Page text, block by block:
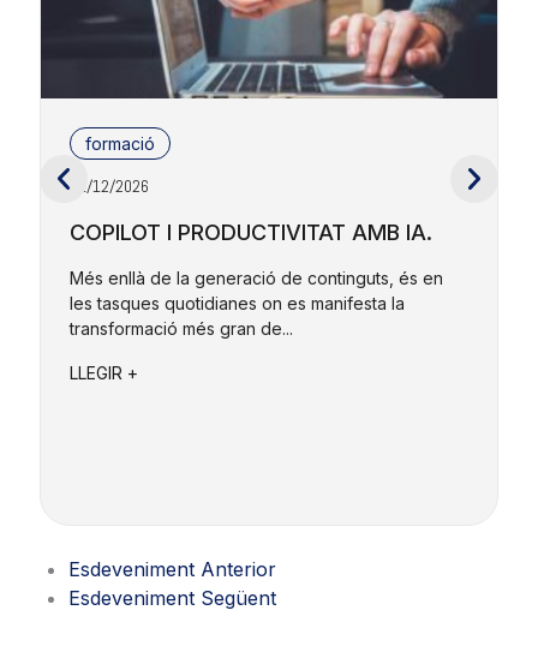
formació
01/12/2026
COPILOT I PRODUCTIVITAT AMB IA.
Més enllà de la generació de continguts, és en
les tasques quotidianes on es manifesta la
transformació més gran de...
LLEGIR +
Esdeveniment Anterior
Esdeveniment Següent